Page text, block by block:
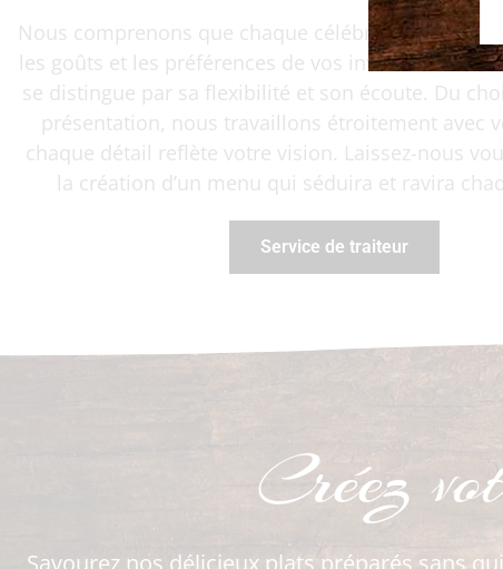
Nous comprenons que chaque célébration est
les goûts et les préférences de vos invités. Notre
se distingue par sa flexibilité et son écoute. Du
présentation, nous travaillons étroitement avec
chaque détail reflète votre vision. Laissez-nous
la création d’un menu qui séduira et ravira
Service de traiteur
Créez